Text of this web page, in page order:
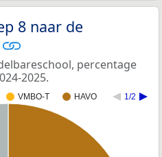
8 naar de
percentage
2025.
VMBO-T HAVO 1/2